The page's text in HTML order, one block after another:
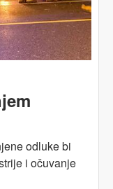
odluke bi
i očuvanje